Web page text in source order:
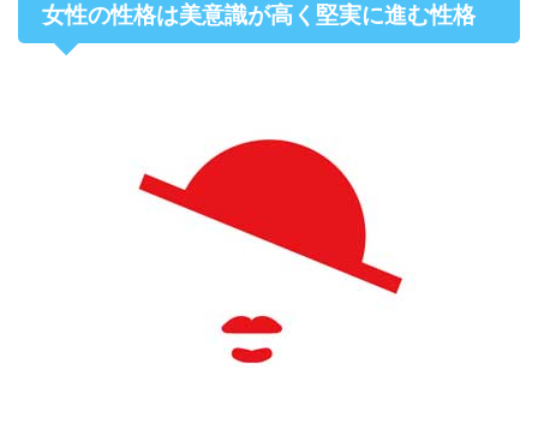
女性の性格は美意識が高く堅実に進む性格